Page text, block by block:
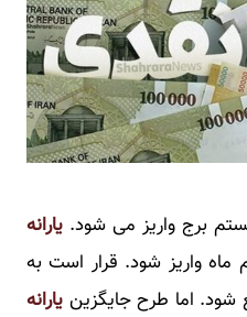
برج واریز می شود. یارانه
ماه واریز شود. قرار است به
شود. اما طرح جایگزین یارانه